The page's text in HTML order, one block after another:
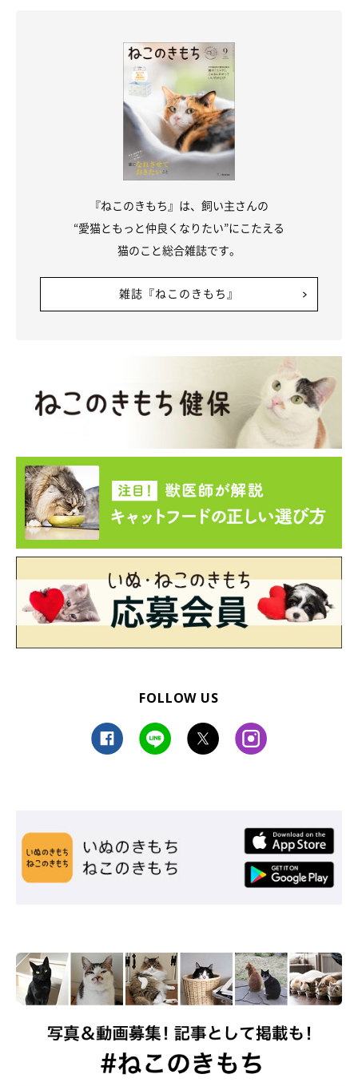
家族の協力が得られるなら猫を抱っこする係と、爪を切る係に分
けて爪切りを行ってみましょう。前足はつけ根をしっかり持つ
と、猫が足を引っ込めにくくなり、爪を切りやすくなります。
まずは基本の爪切り方法をマスターすることが、猫の爪切りを成
功させるコツです。今回ご紹介した内容を参考に、愛猫の爪を上
手にお手入れしてあげてくださいね。
お話を伺った先生／中桐由貴先生（アニマル・ケアサロンFLORA
医院長 日本ペットマッサージ協会理事）
参考／「ねこのきもち」2020年10月号『はじめてさんも、きっ
とできる！基本をマスター ねこの爪切り』
文／宮下早希
『ねこのきもち』は、飼い主さんの
“愛猫ともっと仲良くなりたい”にこたえる
猫のこと総合雑誌です。
雑誌『ねこのきもち』
FOLLOW US